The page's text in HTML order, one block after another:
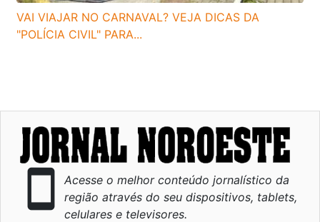
VAI VIAJAR NO CARNAVAL? VEJA DICAS DA
"POLÍCIA CIVIL" PARA...
smartphone
Acesse o melhor conteúdo jornalístico da
região através do seu dispositivos, tablets,
celulares e televisores.